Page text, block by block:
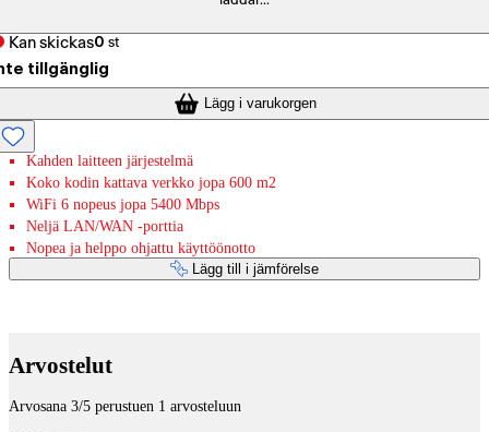
Kan skickas0 st
tillgänglig
Lägg i varukorgen
Kahden laitteen järjestelmä
Koko kodin kattava verkko jopa 600 m2
WiFi 6 nopeus jopa 5400 Mbps
Neljä LAN/WAN -porttia
Nopea ja helppo ohjattu käyttöönotto
Lägg till i jämförelse
Arvostelut
Arvosana 3/5 perustuen 1 arvosteluun